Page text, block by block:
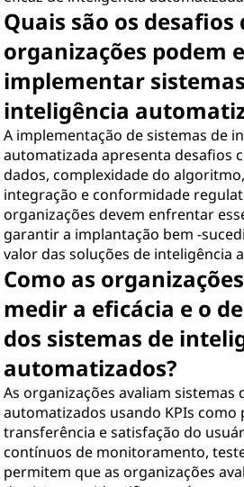
Quais são os desafios
organizações podem
implementar
inteligência
A implementação de sistemas de
automatizada apresenta desafios
dados, complexidade do
integração e conformidade
organizações devem enfrentar
garantir a implantação bem -
valor das soluções de inteligência
Como as
medir a eficácia e o
dos sistemas de
automatizados?
As organizações avaliam sistemas
automatizados usando KPIs como
transferência e satisfação do
contínuos de monitoramento,
permitem que as organizações